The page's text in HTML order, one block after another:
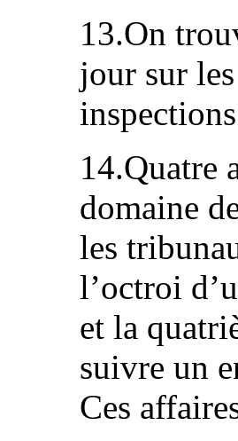
13.On
jour sur
14.Quatre
domaine
les
l’octroi
et la
suivre un
Ces